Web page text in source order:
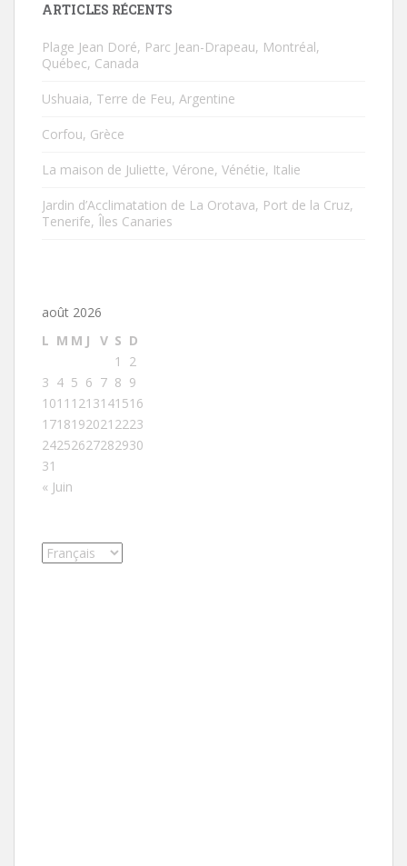
ARTICLES RÉCENTS
Plage Jean Doré, Parc Jean-Drapeau, Montréal,
Québec, Canada
Ushuaia, Terre de Feu, Argentine
Corfou, Grèce
La maison de Juliette, Vérone, Vénétie, Italie
Jardin d’Acclimatation de La Orotava, Port de la Cruz,
Tenerife, Îles Canaries
août 2026
L M M J V S D
1
2
3 4 5 6 7 8 9
1011 1213141516
1718192021 2223
24252627282930
31
« Juin
Choisir